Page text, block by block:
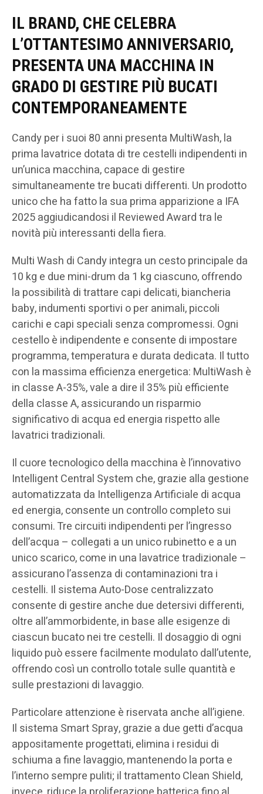
IL BRAND, CHE CELEBRA
L’OTTANTESIMO ANNIVERSARIO,
PRESENTA UNA MACCHINA IN
GRADO DI GESTIRE PIÙ BUCATI
CONTEMPORANEAMENTE
Candy per i suoi 80 anni presenta MultiWash, la
prima lavatrice dotata di tre cestelli indipendenti in
un’unica macchina, capace di gestire
simultaneamente tre bucati differenti. Un prodotto
unico che ha fatto la sua prima apparizione a IFA
2025 aggiudicandosi il Reviewed Award tra le
novità più interessanti della fiera.
Multi Wash di Candy integra un cesto principale da
10 kg e due mini-drum da 1 kg ciascuno, offrendo
la possibilità di trattare capi delicati, biancheria
baby, indumenti sportivi o per animali, piccoli
carichi e capi speciali senza compromessi. Ogni
cestello è indipendente e consente di impostare
programma, temperatura e durata dedicata. Il tutto
con la massima efficienza energetica: MultiWash è
in classe A-35%, vale a dire il 35% più efficiente
della classe A, assicurando un risparmio
significativo di acqua ed energia rispetto alle
lavatrici tradizionali.
Il cuore tecnologico della macchina è l’innovativo
Intelligent Central System che, grazie alla gestione
automatizzata da Intelligenza Artificiale di acqua
ed energia, consente un controllo completo sui
consumi. Tre circuiti indipendenti per l’ingresso
dell’acqua – collegati a un unico rubinetto e a un
unico scarico, come in una lavatrice tradizionale –
assicurano l’assenza di contaminazioni tra i
cestelli. Il sistema Auto-Dose centralizzato
consente di gestire anche due detersivi differenti,
oltre all’ammorbidente, in base alle esigenze di
ciascun bucato nei tre cestelli. Il dosaggio di ogni
liquido può essere facilmente modulato dall’utente,
offrendo così un controllo totale sulle quantità e
sulle prestazioni di lavaggio.
Particolare attenzione è riservata anche all’igiene.
Il sistema Smart Spray, grazie a due getti d’acqua
appositamente progettati, elimina i residui di
schiuma a fine lavaggio, mantenendo la porta e
l’interno sempre puliti; il trattamento Clean Shield,